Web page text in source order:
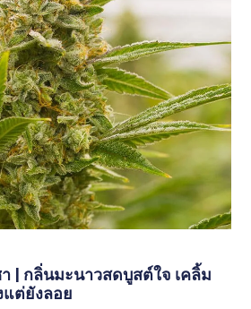
| กลิ่นมะนาวสดบูสต์ใจ เคลิ้ม
แต่ยังลอย